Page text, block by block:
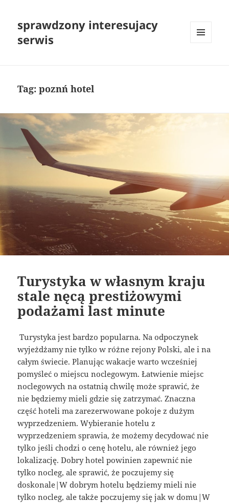
sprawdzony interesujacy
serwis
Tag:poznń hotel
Turystyka w własnym kraju
stale nęcą prestiżowymi
podażami last minute
Turystyka jest bardzo popularna. Na odpoczynek
wyjeżdżamy nie tylko w różne rejony Polski, ale i na
całym świecie. Planując wakacje warto wcześniej
pomyśleć o miejscu noclegowym. Łatwienie miejsc
noclegowych na ostatnią chwilę może sprawić, że
nie będziemy mieli gdzie się zatrzymać. Znaczna
część hoteli ma zarezerwowane pokoje z dużym
wyprzedzeniem. Wybieranie hotelu z
wyprzedzeniem sprawia, że możemy decydować nie
tylko jeśli chodzi o cenę hotelu, ale również jego
lokalizację. Dobry hotel powinien zapewnić nie
tylko nocleg, ale sprawić, że poczujemy się
doskonale|W dobrym hotelu będziemy mieli nie
tylko nocleg, ale także poczujemy się jak w domu|W